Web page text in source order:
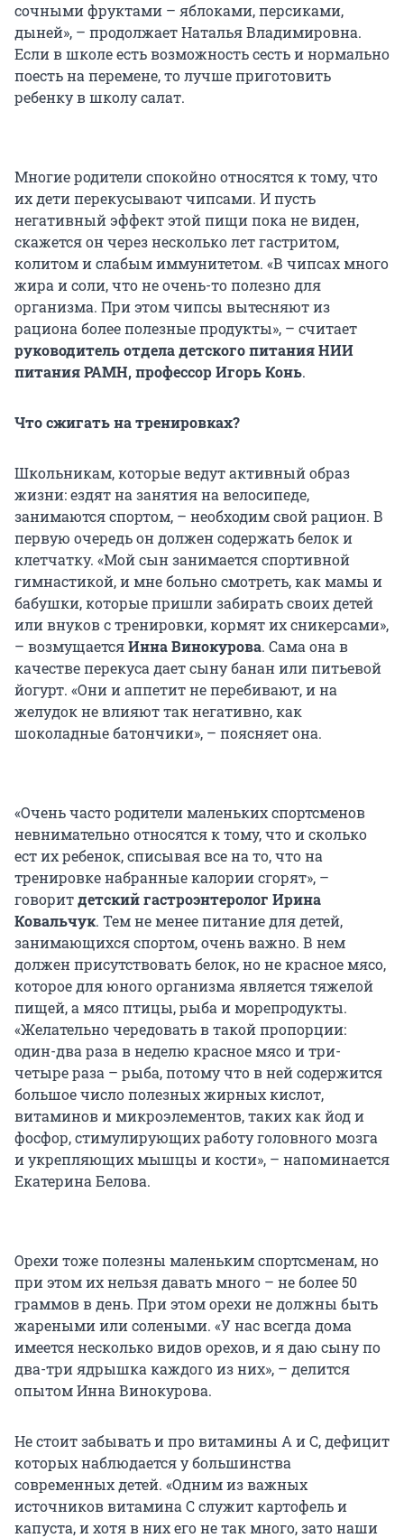
сочными фруктами – яблоками, персиками,
дыней», – продолжает Наталья Владимировна.
Если в школе есть возможность сесть и нормально
поесть на перемене, то лучше приготовить
ребенку в школу салат.
Многие родители спокойно относятся к тому, что
их дети перекусывают чипсами. И пусть
негативный эффект этой пищи пока не виден,
скажется он через несколько лет гастритом,
колитом и слабым иммунитетом. «В чипсах много
жира и соли, что не очень-то полезно для
организма. При этом чипсы вытесняют из
рациона более полезные продукты», – считает
руководитель отдела детского питания НИИ
питания РАМН, профессор Игорь Конь.
Что сжигать на тренировках?
Школьникам, которые ведут активный образ
жизни: ездят на занятия на велосипеде,
занимаются спортом, – необходим свой рацион. В
первую очередь он должен содержать белок и
клетчатку. «Мой сын занимается спортивной
гимнастикой, и мне больно смотреть, как мамы и
бабушки, которые пришли забирать своих детей
или внуков с тренировки, кормят их сникерсами»,
– возмущаетсяИнна Винокурова. Сама она в
качестве перекуса дает сыну банан или питьевой
йогурт. «Они и аппетит не перебивают, и на
желудок не влияют так негативно, как
шоколадные батончики», – поясняет она.
«Очень часто родители маленьких спортсменов
невнимательно относятся к тому, что и сколько
ест их ребенок, списывая все на то, что на
тренировке набранные калории сгорят», –
говоритдетский гастроэнтеролог Ирина
Ковальчук. Тем не менее питание для детей,
занимающихся спортом, очень важно. В нем
должен присутствовать белок, но не красное мясо,
которое для юного организма является тяжелой
пищей, а мясо птицы, рыба и морепродукты.
«Желательно чередовать в такой пропорции:
один-два раза в неделю красное мясо и три-
четыре раза – рыба, потому что в ней содержится
большое число полезных жирных кислот,
витаминов и микроэлементов, таких как йод и
фосфор, стимулирующих работу головного мозга
и укрепляющих мышцы и кости», – напоминается
Екатерина Белова.
Орехи тоже полезны маленьким спортсменам, но
при этом их нельзя давать много – не более 50
граммов в день. При этом орехи не должны быть
жареными или солеными. «У нас всегда дома
имеется несколько видов орехов, и я даю сыну по
два-три ядрышка каждого из них», – делится
опытом Инна Винокурова.
Не стоит забывать и про витамины А и С, дефицит
которых наблюдается у большинства
современных детей. «Одним из важных
источников витамина С служит картофель и
капуста, и хотя в них его не так много, зато наши